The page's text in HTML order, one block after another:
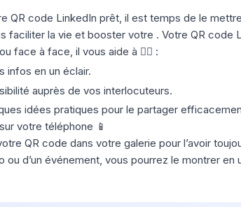
QR code LinkedIn prêt, il est temps de le
faciliter la vie et booster votre . Votre QR code
face à face, il vous aide à 👇🏻 :
infos en un éclair.
auprès de vos interlocuteurs.
idées pratiques pour le partager
votre téléphone 📱
QR code dans votre galerie pour l’avoir
ou d’un événement, vous pourrez le montrer